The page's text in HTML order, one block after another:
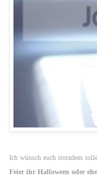
Ich wünsch euch trotzdem
Feier ihr Halloween oder